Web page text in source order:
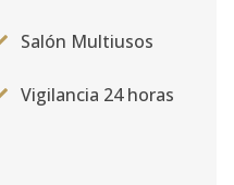
Salón Multiusos
Vigilancia 24 horas